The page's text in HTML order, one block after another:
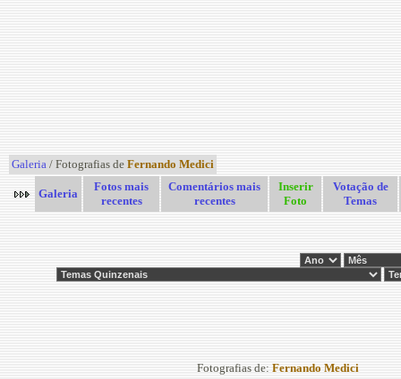
Galeria / Fotografias de Fernando Medici
Galeria
Fotos mais
recentes
Comentários mais
recentes
Inserir
Foto
Votação de
Temas
Fotografias de: Fernando Medici